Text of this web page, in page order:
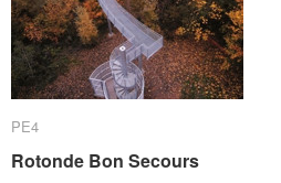
PE4
Rotonde Bon Secours
PE4
Rotonde Bon Secours